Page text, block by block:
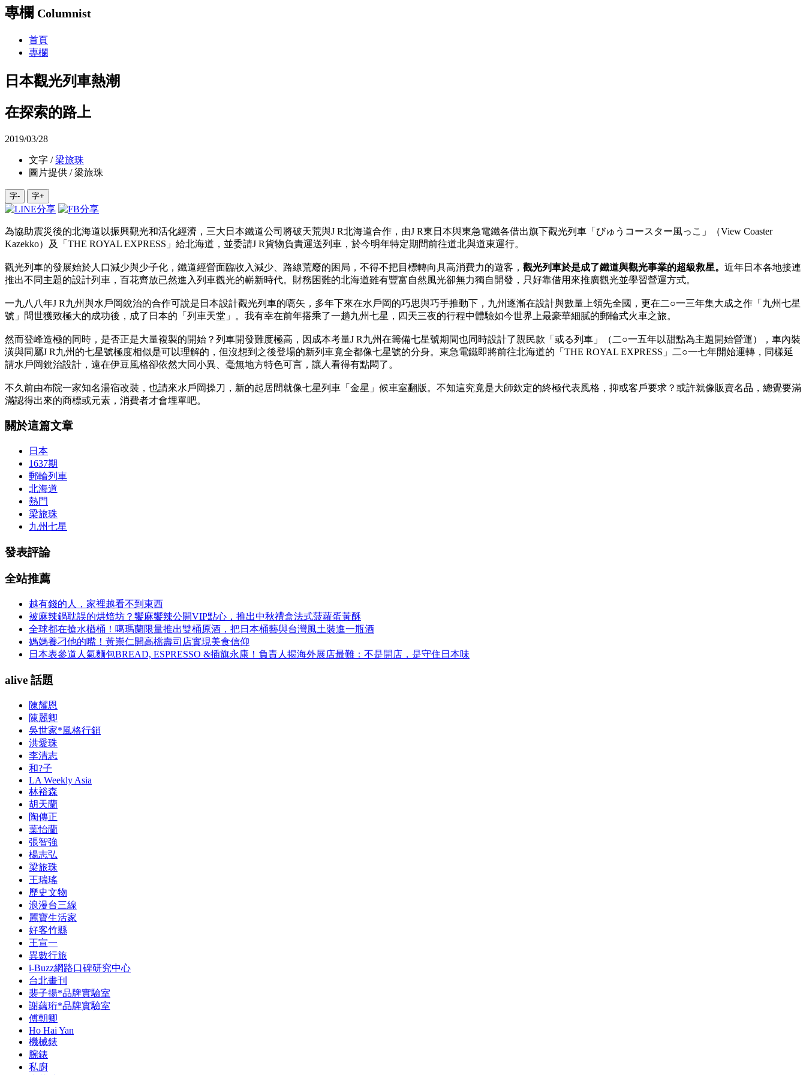
專欄 Columnist
首頁
專欄
日本觀光列車熱潮
在探索的路上
2019/03/28
文字 /梁旅珠
圖片提供 / 梁旅珠
字- 字+
為協助震災後的北海道以振興觀光和活化經濟，三大日本鐵道公司將破天荒與J R北海道合作，由J R東日本與東急電鐵各借出旗下觀光列車「びゅうコースター風っこ」（View Coaster
Kazekko）及「THE ROYAL EXPRESS」給北海道，並委請J R貨物負責運送列車，於今明年特定期間前往道北與道東運行。
觀光列車的發展始於人口減少與少子化，鐵道經營面臨收入減少、路線荒廢的困局，不得不把目標轉向具高消費力的遊客， 觀光列車於是成了鐵道與觀光事業的超級救星。 近年日本各地接連
推出不同主題的設計列車，百花齊放已然進入列車觀光的嶄新時代。財務困難的北海道雖有豐富自然風光卻無力獨自開發，只好靠借用來推廣觀光並學習營運方式。
一九八八年J R九州與水戶岡銳治的合作可說是日本設計觀光列車的嚆矢，多年下來在水戶岡的巧思與巧手推動下，九州逐漸在設計與數量上領先全國，更在二○一三年集大成之作「九州七星
號」問世獲致極大的成功後，成了日本的「列車天堂」。我有幸在前年搭乘了一趟九州七星，四天三夜的行程中體驗如今世界上最豪華細膩的郵輪式火車之旅。
然而登峰造極的同時，是否正是大量複製的開始？列車開發難度極高，因成本考量J R九州在籌備七星號期間也同時設計了親民款「或る列車」（二○一五年以甜點為主題開始營運），車內裝
潢與同屬J R九州的七星號極度相似是可以理解的，但沒想到之後登場的新列車竟全都像七星號的分身。東急電鐵即將前往北海道的「THE ROYAL EXPRESS」二○一七年開始運轉，同樣延
請水戶岡銳治設計，遠在伊豆風格卻依然大同小異、毫無地方特色可言，讓人看得有點悶了。
不久前由布院一家知名湯宿改裝，也請來水戶岡操刀，新的起居間就像七星列車「金星」候車室翻版。不知這究竟是大師欽定的終極代表風格，抑或客戶要求？或許就像販賣名品，總覺要滿
滿認得出來的商標或元素，消費者才會埋單吧。
關於這篇文章
日本
1637期
郵輪列車
北海道
熱門
梁旅珠
九州七星
發表評論
全站推薦
越有錢的人，家裡越看不到東西
被麻辣鍋耽誤的烘焙坊？饗麻饗辣公開VIP點心，推出中秋禮盒法式菠蘿蛋黃酥
全球都在搶水楢桶！噶瑪蘭限量推出雙桶原酒，把日本桶藝與台灣風土裝進一瓶酒
媽媽養刁他的嘴！黃崇仁開高檔壽司店實現美食信仰
日本表參道人氣麵包BREAD, ESPRESSO &插旗永康！負責人揭海外展店最難：不是開店，是守住日本味
alive 話題
陳耀恩
陳麗卿
吳世家*風格行銷
洪愛珠
李清志
和?子
LA Weekly Asia
林裕森
胡天蘭
陶傳正
葉怡蘭
張智強
楊志弘
梁旅珠
王瑞瑤
歷史文物
浪漫台三線
麗寶生活家
好客竹縣
王宣一
異數行旅
i-Buzz網路口碑研究中心
台北畫刊
裴子揚*品牌實驗室
謝蘊珩*品牌實驗室
傅朝卿
Ho Hai Yan
機械錶
腕錶
私廚